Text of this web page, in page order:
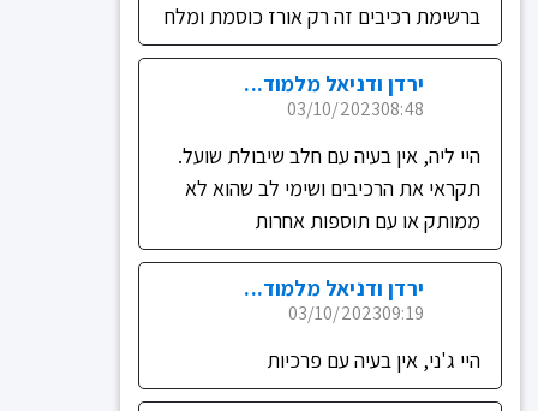
ברשימת רכיבים זה רק אורז כוסמת ומלח
ירדן ודניאל מלמוד...
08:48
03/10/2023
היי ליה, אין בעיה עם חלב שיבולת שועל.
תקראי את הרכיבים ושימי לב שהוא לא
ממותק או עם תוספות אחרות
ירדן ודניאל מלמוד...
09:19
03/10/2023
היי ג'ני, אין בעיה עם פרכיות